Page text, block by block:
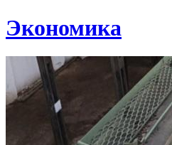
Экономика